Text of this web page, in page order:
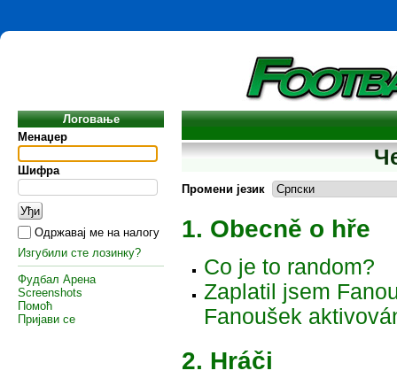
Логовање
Менаџер
Шифра
Одржавај ме на налогу
Изгубили сте лозинку?
Фудбал Арена
Screenshots
Помоћ
Пријави се
Промени језик
1. Obecně o hře
Co je to random?
Zaplatil jsem
Fanoušek
2. Hráči